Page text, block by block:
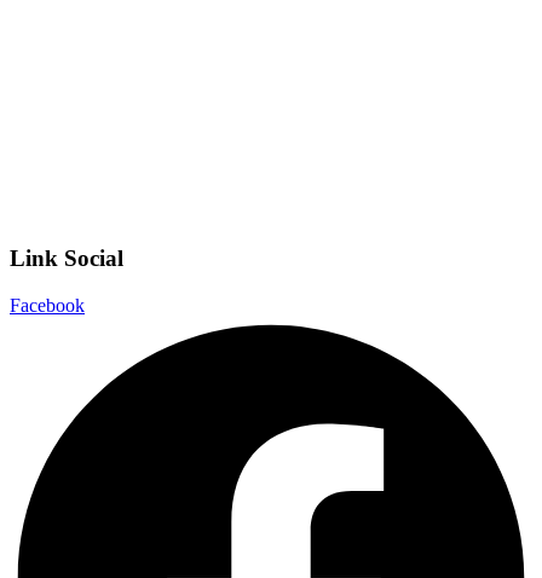
Link Social
Facebook